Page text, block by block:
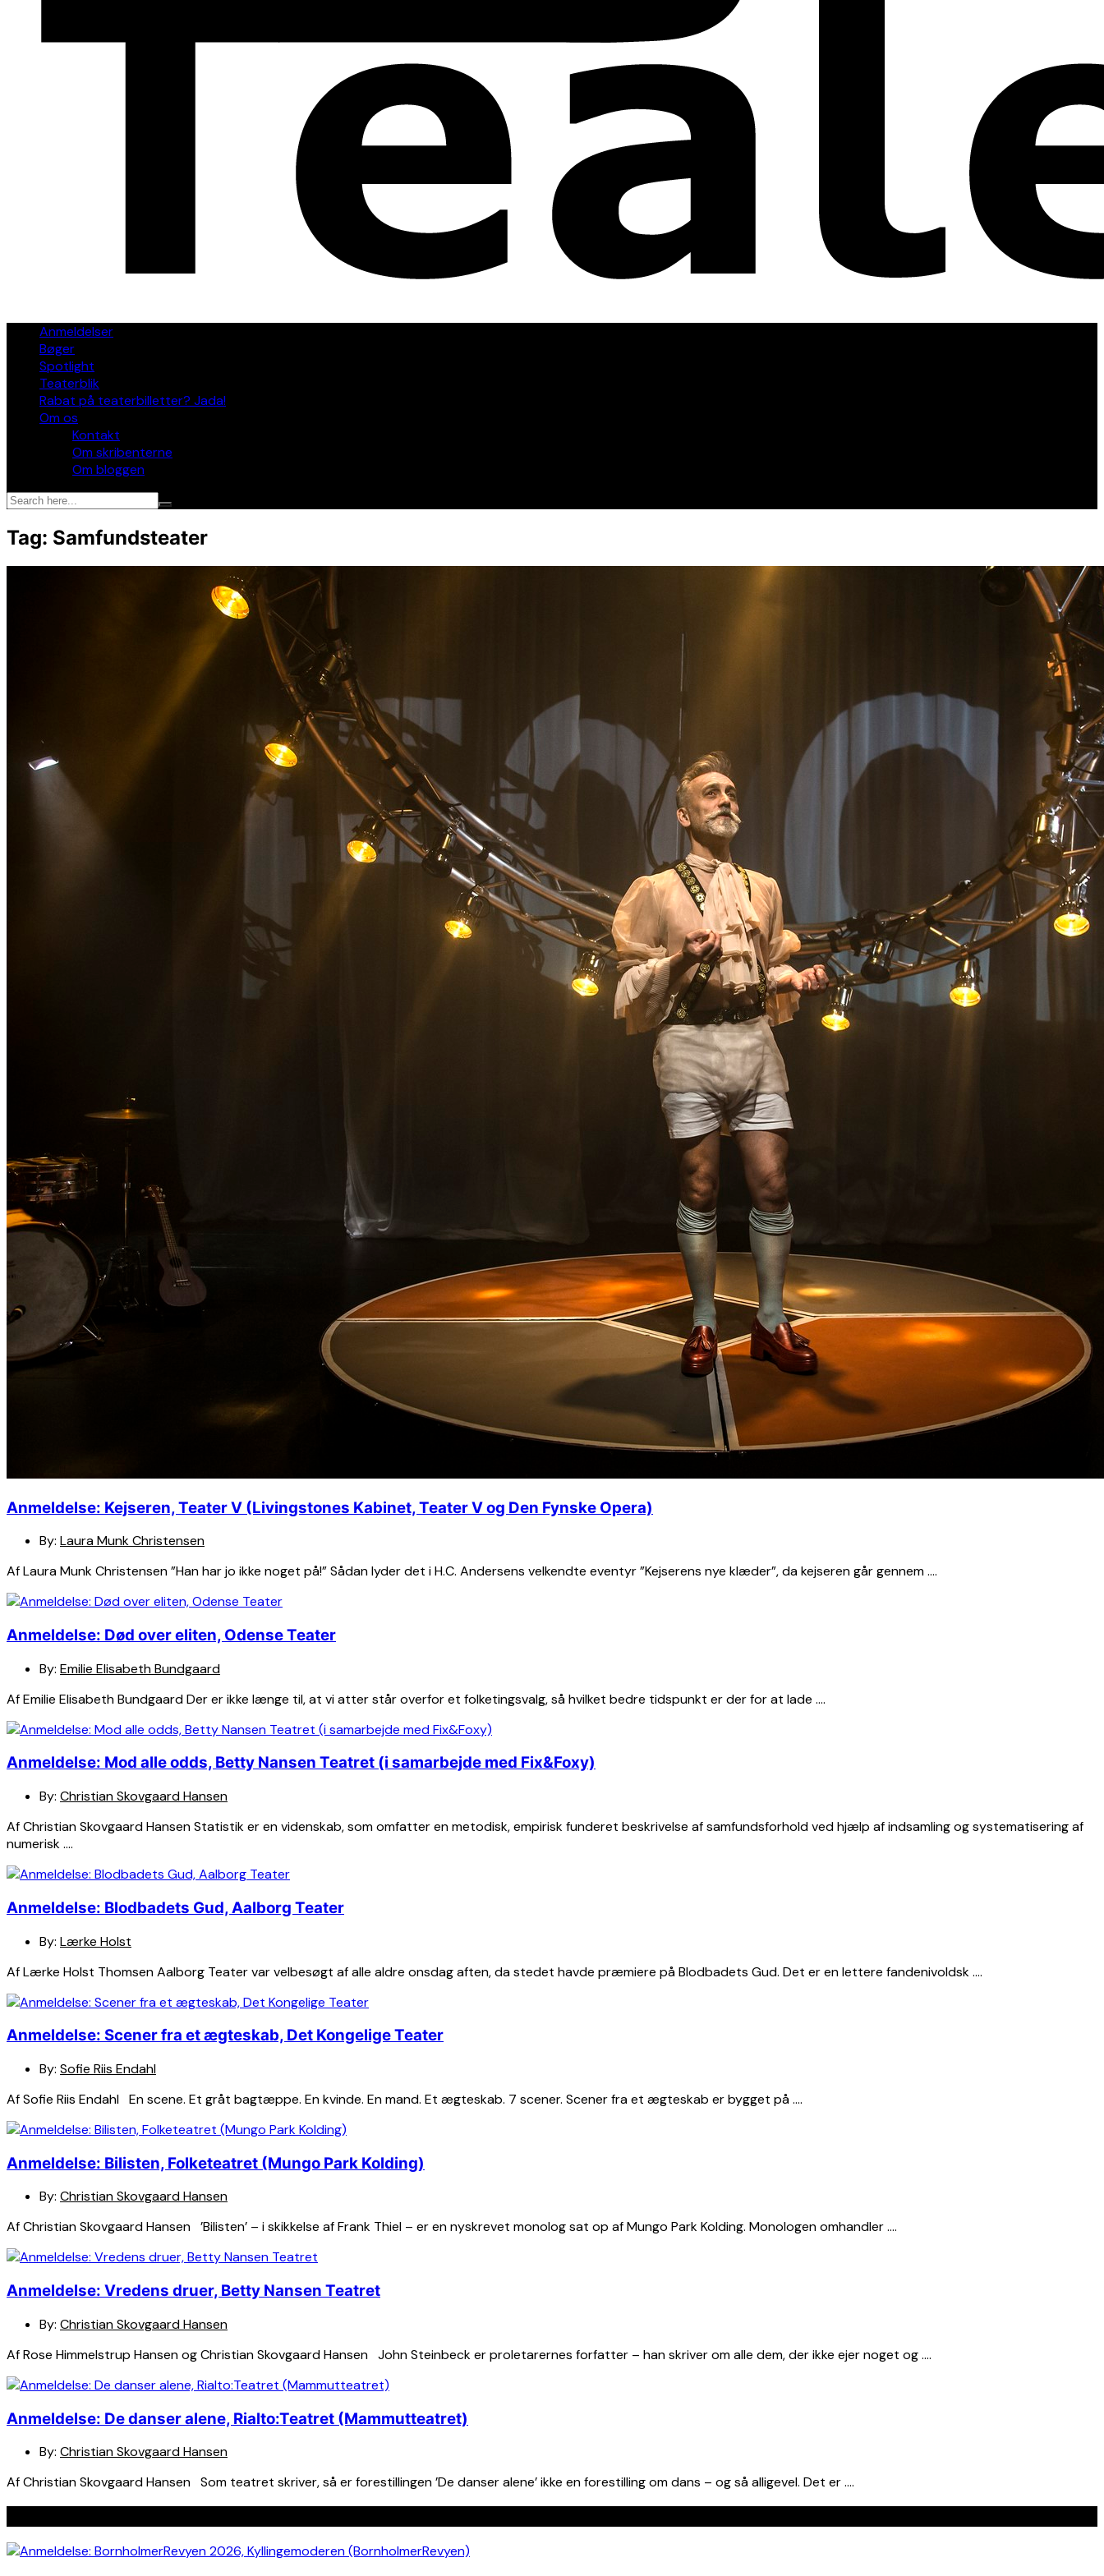
Anmeldelser
Bøger
Spotlight
Teaterblik
Rabat på teaterbilletter? Jada!
Om os
Kontakt
Om skribenterne
Om bloggen
Tag: Samfundsteater
Anmeldelse: Kejseren, Teater V (Livingstones Kabinet, Teater V og Den Fynske Opera)
By: Laura Munk Christensen
Af Laura Munk Christensen ”Han har jo ikke noget på!” Sådan lyder det i H.C. Andersens velkendte eventyr ”Kejserens nye klæder”, da kejseren går gennem ….
Anmeldelse: Død over eliten, Odense Teater
By: Emilie Elisabeth Bundgaard
Af Emilie Elisabeth Bundgaard Der er ikke længe til, at vi atter står overfor et folketingsvalg, så hvilket bedre tidspunkt er der for at lade ….
Anmeldelse: Mod alle odds, Betty Nansen Teatret (i samarbejde med Fix&Foxy)
By: Christian Skovgaard Hansen
Af Christian Skovgaard Hansen Statistik er en videnskab, som omfatter en metodisk, empirisk funderet beskrivelse af samfundsforhold ved hjælp af indsamling og systematisering af
numerisk ….
Anmeldelse: Blodbadets Gud, Aalborg Teater
By: Lærke Holst
Af Lærke Holst Thomsen Aalborg Teater var velbesøgt af alle aldre onsdag aften, da stedet havde præmiere på Blodbadets Gud. Det er en lettere fandenivoldsk ….
Anmeldelse: Scener fra et ægteskab, Det Kongelige Teater
By: Sofie Riis Endahl
Af Sofie Riis Endahl En scene. Et gråt bagtæppe. En kvinde. En mand. Et ægteskab. 7 scener. Scener fra et ægteskab er bygget på ….
Anmeldelse: Bilisten, Folketeatret (Mungo Park Kolding)
By: Christian Skovgaard Hansen
Af Christian Skovgaard Hansen ’Bilisten’ – i skikkelse af Frank Thiel – er en nyskrevet monolog sat op af Mungo Park Kolding. Monologen omhandler ….
Anmeldelse: Vredens druer, Betty Nansen Teatret
By: Christian Skovgaard Hansen
Af Rose Himmelstrup Hansen og Christian Skovgaard Hansen John Steinbeck er proletarernes forfatter – han skriver om alle dem, der ikke ejer noget og ….
Anmeldelse: De danser alene, Rialto:Teatret (Mammutteatret)
By: Christian Skovgaard Hansen
Af Christian Skovgaard Hansen Som teatret skriver, så er forestillingen ’De danser alene’ ikke en forestilling om dans – og så alligevel. Det er ….